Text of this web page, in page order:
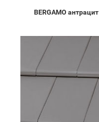
BERGAMO антрацит